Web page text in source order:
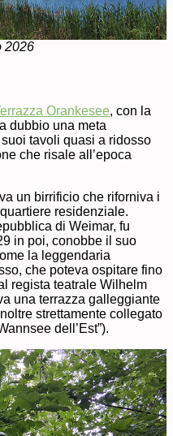
2026
Orankesee, con la
dubbio una meta
tavoli quasi a ridosso
che risale all’epoca
un birrificio che riforniva i
residenziale.
di Weimar, fu
in poi, conobbe il suo
la leggendaria
che poteva ospitare fino
regista teatrale Wilhelm
una terrazza galleggiante
strettamente collegato
dell’Est”).